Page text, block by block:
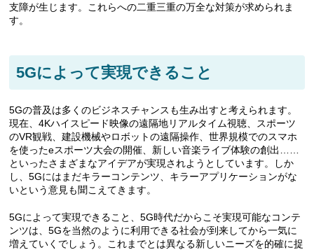
支障が生じます。これらへの二重三重の万全な対策が求められま
す。
5Gによって実現できること
5Gの普及は多くのビジネスチャンスも生み出すと考えられます。
現在、4Kハイスピード映像の遠隔地リアルタイム視聴、スポーツ
のVR観戦、建設機械やロボットの遠隔操作、世界規模でのスマホ
を使ったeスポーツ大会の開催、新しい音楽ライブ体験の創出……
といったさまざまなアイデアが実現されようとしています。しか
し、5Gにはまだキラーコンテンツ、キラーアプリケーションがな
いという意見も聞こえてきます。
5Gによって実現できること、5G時代だからこそ実現可能なコンテ
ンツは、5Gを当然のように利用できる社会が到来してから一気に
増えていくでしょう。これまでとは異なる新しいニーズを的確に捉